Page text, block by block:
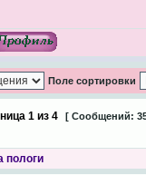
Поле сортировки
1из 4 [ Сообщений:
пологи